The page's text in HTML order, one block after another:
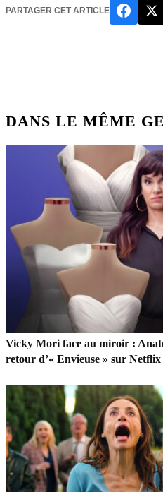
PARTAGER CET ARTICLE
DANS LE MÊME
Vicky Mori face au miroir :
retour d’« Envieuse » sur Netflix